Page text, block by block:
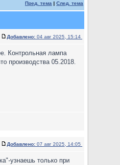
Пред. тема | След. тема
Добавлено: 04 авг 2025, 15:14
Контрольная лампа
производства 05.2018.
Добавлено: 07 авг 2025, 14:05
узнаешь только при